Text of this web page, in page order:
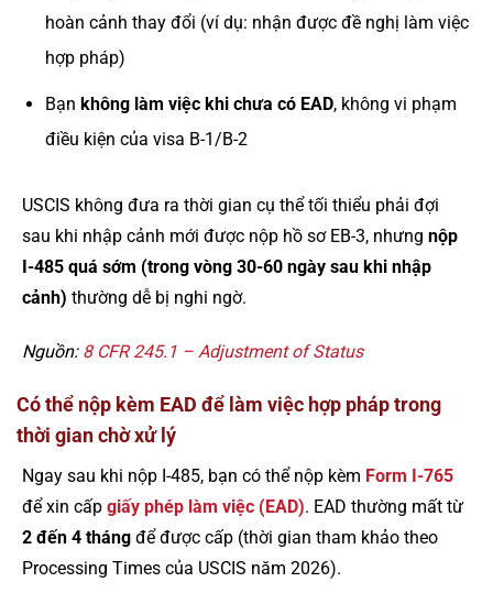
hoàn cảnh thay đổi (ví dụ: nhận được đề nghị làm việc
hợp pháp)
Bạn không làm việc khi chưa có EAD, không vi phạm
điều kiện của visa B-1/B-2
USCIS không đưa ra thời gian cụ thể tối thiểu phải đợi
sau khi nhập cảnh mới được nộp hồ sơ EB-3, nhưng nộp
I-485 quá sớm (trong vòng 30-60 ngày sau khi nhập
cảnh) thường dễ bị nghi ngờ.
Nguồn: 8 CFR 245.1 – Adjustment of Status
Có thể nộp kèm EAD để làm việc hợp pháp trong
thời gian chờ xử lý
Ngay sau khi nộp I-485, bạn có thể nộp kèm Form I-765
để xin cấp giấy phép làm việc (EAD). EAD thường mất từ
2 đến 4 tháng để được cấp (thời gian tham khảo theo
Processing Times của USCIS năm 2026).